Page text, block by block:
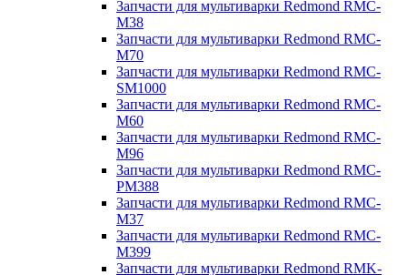
Запчасти для мультиварки Redmond RMC-
M38
Запчасти для мультиварки Redmond RMC-
M70
Запчасти для мультиварки Redmond RMC-
SM1000
Запчасти для мультиварки Redmond RMC-
M60
Запчасти для мультиварки Redmond RMC-
M96
Запчасти для мультиварки Redmond RMC-
PM388
Запчасти для мультиварки Redmond RMC-
M37
Запчасти для мультиварки Redmond RMC-
M399
Запчасти для мультиварки Redmond RMK-